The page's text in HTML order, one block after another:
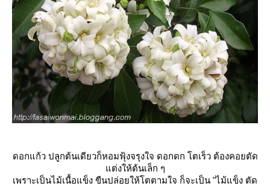
ดอกแก้ว ปลูกต้นเดียวก็หอมฟุ้งจรุงใจ ดอกดก โตเร็ว ต้องคอยตัด
ต่งให้ต้นเล็ก ๆ
เพราะเป็นไม้เนื้อแข็ง ขืนปล่อยให้โตตามใจ ก็จะเป็น "ไม้แข็ง ตัด